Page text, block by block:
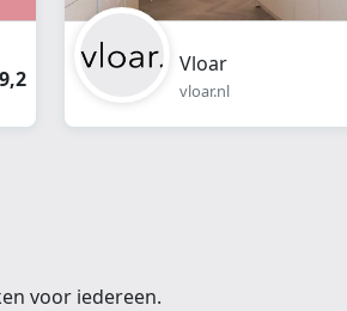
9,2
Vloar
vloar.nl
voor iedereen.